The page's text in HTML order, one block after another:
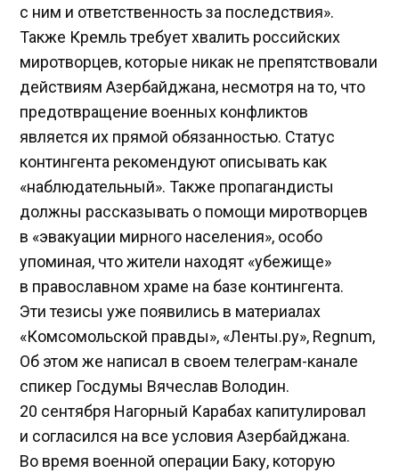
с ним и ответственность за последствия».
Также Кремль требует хвалить российских
миротворцев, которые никак не препятствовали
действиям Азербайджана, несмотря на то, что
предотвращение военных конфликтов
является их прямой обязанностью. Статус
контингента рекомендуют описывать как
«наблюдательный». Также пропагандисты
должны рассказывать о помощи миротворцев
в «эвакуации мирного населения», особо
упоминая, что жители находят «убежище»
в православном храме на базе контингента.
Эти тезисы уже появились в материалах
«Комсомольской правды», «Ленты.ру», Regnum,
Об этом же написал в своем телеграм-канале
спикер Госдумы Вячеслав Володин.
20 сентября Нагорный Карабах капитулировал
и согласился на все условия Азербайджана.
Во время военной операции Баку, которую